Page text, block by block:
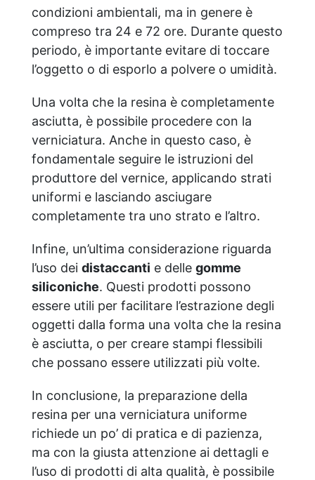
condizioni ambientali, ma in genere è
compreso tra 24 e 72 ore. Durante questo
periodo, è importante evitare di toccare
l’oggetto o di esporlo a polvere o umidità.
Una volta che la resina è completamente
asciutta, è possibile procedere con la
verniciatura. Anche in questo caso, è
fondamentale seguire le istruzioni del
produttore del vernice, applicando strati
uniformi e lasciando asciugare
completamente tra uno strato e l’altro.
Infine, un’ultima considerazione riguarda
l’uso dei distaccanti e delle gomme
siliconiche. Questi prodotti possono
essere utili per facilitare l’estrazione degli
oggetti dalla forma una volta che la resina
è asciutta, o per creare stampi flessibili
che possano essere utilizzati più volte.
In conclusione, la preparazione della
resina per una verniciatura uniforme
richiede un po’ di pratica e di pazienza,
ma con la giusta attenzione ai dettagli e
l’uso di prodotti di alta qualità, è possibile